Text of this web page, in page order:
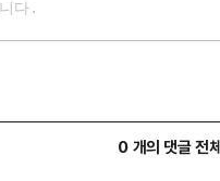
0 개의 댓글 전